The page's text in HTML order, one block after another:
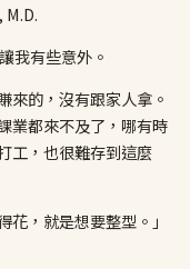
M.D.
我有些意外。
來的，沒有跟家人拿。
業都來不及了，哪有時
工，也很難存到這麼
花，就是想要整型。」